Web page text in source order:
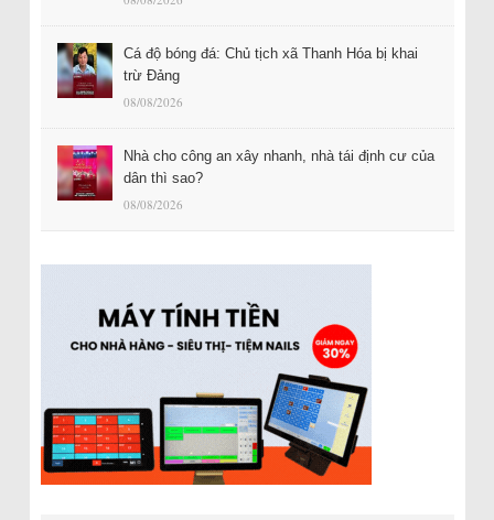
Cá độ bóng đá: Chủ tịch xã Thanh Hóa bị khai
trừ Đảng
08/08/2026
Nhà cho công an xây nhanh, nhà tái định cư của
dân thì sao?
08/08/2026